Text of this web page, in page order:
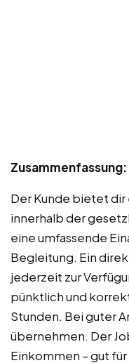
Zusammenfassung:
Der Kunde bietet
innerhalb der
eine umfassende
Begleitung. Ein
jederzeit zur
pünktlich und
Stunden. Bei guter
übernehmen. Der
Einkommen – gut